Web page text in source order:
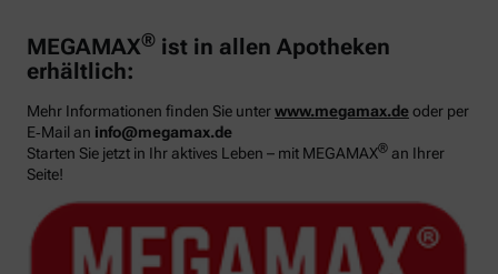
MEGAMAX® ist in allen Apotheken
erhältlich:
Mehr Informationen finden Sie unterwww.megamax.deoder per
E‑Mail an info@megamax.de
Starten Sie jetzt in Ihr aktives Leben – mit MEGAMAX® an Ihrer
Seite!